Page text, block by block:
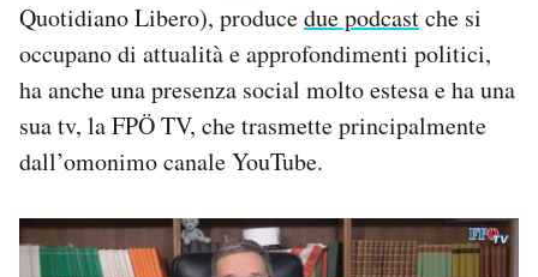
Quotidiano Libero), producedue podcastche si
occupano di attualità e approfondimenti politici,
ha anche una presenza social molto estesa e ha una
sua tv, la FPÖ TV, che trasmette principalmente
dall’omonimo canale YouTube.